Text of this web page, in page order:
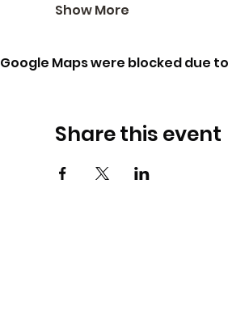
Show More
Google Maps were blocked due
Share this event